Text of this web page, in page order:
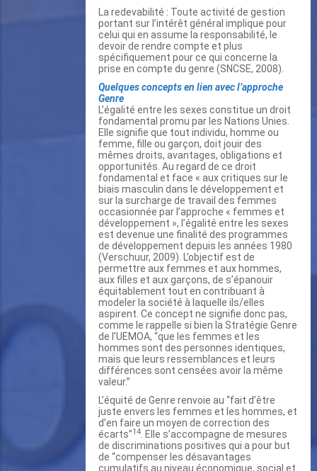
La redevabilité : Toute activité de gestion
portant sur l’intérêt général implique pour
celui qui en assume la responsabilité, le
devoir de rendre compte et plus
spécifiquement pour ce qui concerne la
prise en compte du genre (SNCSE, 2008).
Quelques concepts en lien avec l’approche
Genre
L’égalité entre les sexes constitue un droit
fondamental promu par les Nations Unies.
Elle signifie que tout individu, homme ou
femme, fille ou garçon, doit jouir des
mêmes droits, avantages, obligations et
opportunités. Au regard de ce droit
fondamental et face « aux critiques sur le
biais masculin dans le développement et
sur la surcharge de travail des femmes
occasionnée par l’approche « femmes et
développement », l’égalité entre les sexes
est devenue une finalité des programmes
de développement depuis les années 1980
(Verschuur, 2009). L’objectif est de
permettre aux femmes et aux hommes,
aux filles et aux garçons, de s’épanouir
équitablement tout en contribuant à
modeler la société à laquelle ils/elles
aspirent. Ce concept ne signifie donc pas,
comme le rappelle si bien la Stratégie Genre
de l’UEMOA, “que les femmes et les
hommes sont des personnes identiques,
mais que leurs ressemblances et leurs
différences sont censées avoir la même
valeur.’’
L’équité de Genre renvoie au “fait d’être
juste envers les femmes et les hommes, et
d’en faire un moyen de correction des
écarts”14
. Elle s’accompagne de mesures
de discriminations positives qui a pour but
de “compenser les désavantages
cumulatifs au niveau économique, social et